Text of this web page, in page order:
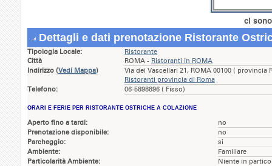
ci
Dettagli e dati prenotazione Ristorante
Tipologia Locale:
Ristorante
Città
ROMA - Ristoranti in ROMA
Indirizzo (Vedi Mappa)
Via dei Vascellari 21, ROMA 00100 ( provincia
Ristoranti provincia di Roma
Telefono:
06-5898896 ( Fisso)
ORARI E FERIE PER RISTORANTE OSTRICHE A COLAZIONE
Aperto fino a tardi:
no
Prenotazione disponibile:
no
Parcheggio:
si
Ambiente:
Familiare
Particolarità Ambiente:
Niente in